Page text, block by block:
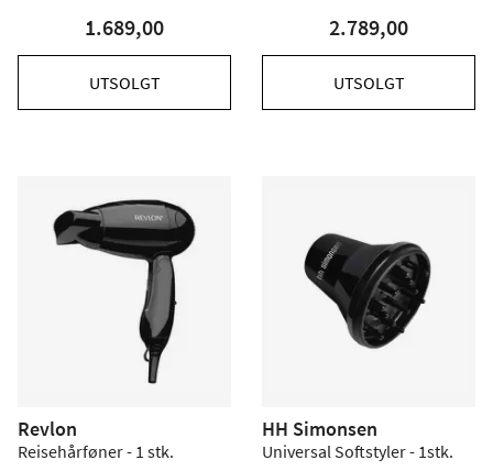
1.689,00
UTSOLGT
2.789,00
UTSOLGT
Revlon
Reisehårføner - 1 stk.
HH Simonsen
Universal Softstyler - 1stk.